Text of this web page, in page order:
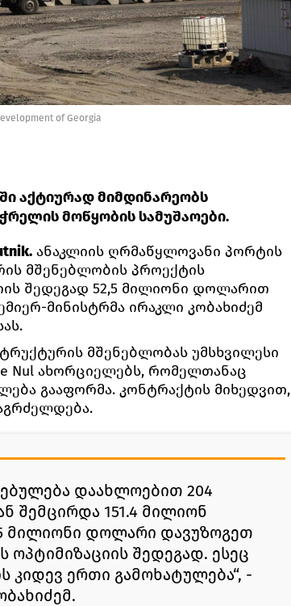
of Georgia
აქტიურად მიმდინარეობს
მოწყობის სამუშაოები.
ანაკლიის ღრმაწყლოვანი პორტის
მშენებლობის პროექტის
შედეგად 52,5 მილიონი დოლარით
მინისტრმა ირაკლი კობახიძემ
მშენებლობას უმსხვილესი
Nul ახორციელებს, რომელთანაც
გააფორმა. კონტრაქტის მიხედვით,
დაახლოებით 204
შემცირდა 151.4 მილიონ
მილიონი დოლარი დავუზოგეთ
ოპტიმიზაციის შედეგად. ესეც
კიდევ ერთი გამოხატულება“, -